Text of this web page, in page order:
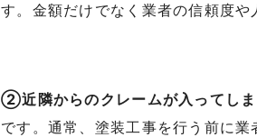
す。金額だけでなく業者の信頼度や
②近隣からのクレームが入ってし
です。通常、塗装工事を行う前に